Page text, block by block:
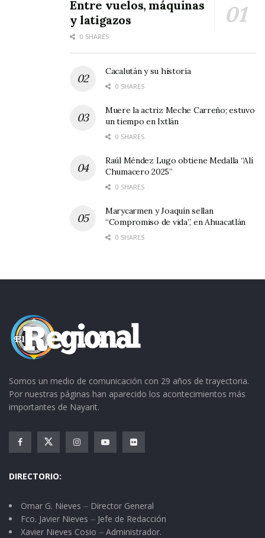
Entre vuelos, máquinas
y latigazos
0 SHARES
Cacalután y su historia
0 SHARES
Muere la actriz Meche Carreño; estuvo
un tiempo en Ixtlán
0 SHARES
Raúl Méndez Lugo obtiene Medalla “Alí
Chumacero 2025”
0 SHARES
Marycarmen y Joaquín sellan
“Compromiso de vida”, en Ahuacatlán
0 SHARES
Somos un medio de comunicación con 29 años de trayectoria.
Por nuestras páginas han aparecido los acontecimientos más
importantes de Nayarit.
DIRECTORIO:
Omar G. Nieves ⏤ Director General
Fco. Javier Nieves ⏤ Jefe de Redacción
Xavier Nieves Cosio ⏤ Administrador.